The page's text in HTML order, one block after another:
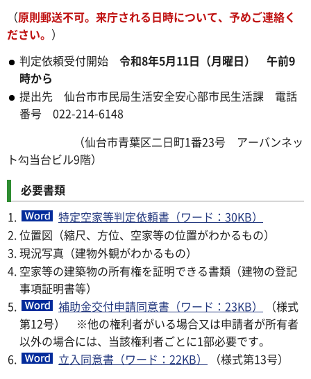
（原則郵送不可。来庁される日時について、予めご連絡く
ださい。 ）
判定依頼受付開始 令和8年5月11日（月曜日） 午前9
時から
提出先 仙台市市民局生活安全安心部市民生活課 電話
番号 022-214-6148
（仙台市青葉区二日町1番23号 アーバンネッ
ト勾当台ビル9階）
必要書類
特定空家等判定依頼書（ワード：30KB）
位置図（縮尺、方位、空家等の位置がわかるもの）
現況写真（建物外観がわかるもの）
空家等の建築物の所有権を証明できる書類（建物の登記
事項証明書等）
補助金交付申請同意書（ワード：23KB）
（様式
第12号） ※他の権利者がいる場合又は申請者が所有者
以外の場合には、当該権利者ごとに1部必要です。
立入同意書（ワード：22KB）
（様式第13号）